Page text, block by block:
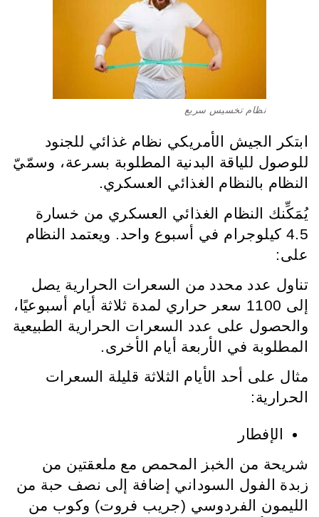
نظام تخسيس سريع
ابتكر الجيش الأمريكي نظام غذائي للجنود
للوصول للياقة البدنية المطلوبة بسرعة، وسمّيّ
النظام بالنظام الغذائي العسكري.
يُمَكِّنك النظام الغذائي العسكري من خسارة
4.5 كيلوجرام في أسبوع واحد. ويعتمد النظام
على:
تناول عدد محدد من السعرات الحرارية يصل
إلى 1100 سعر حراري لمدة ثلاثة أيام أسبوعيًا،
والحصول على عدد السعرات الحرارية الطبيعية
المطلوبة في الأربعة أيام الأخرى.
مثال على أحد الأيام الثلاثة قليلة السعرات
الحرارية:
الإفطار
شريحة من الخبز المحمص مع ملعقتين من
زبدة الفول السوداني إضافة إلى نصف حبة من
الليمون الفردوسي (جريب فروت) وكوب من